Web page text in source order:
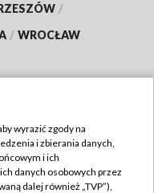
/
/ WROCŁAW
wyrazić zgody na
i zbierania danych,
i ich
danych osobowych przez
dalej również „TVP”),